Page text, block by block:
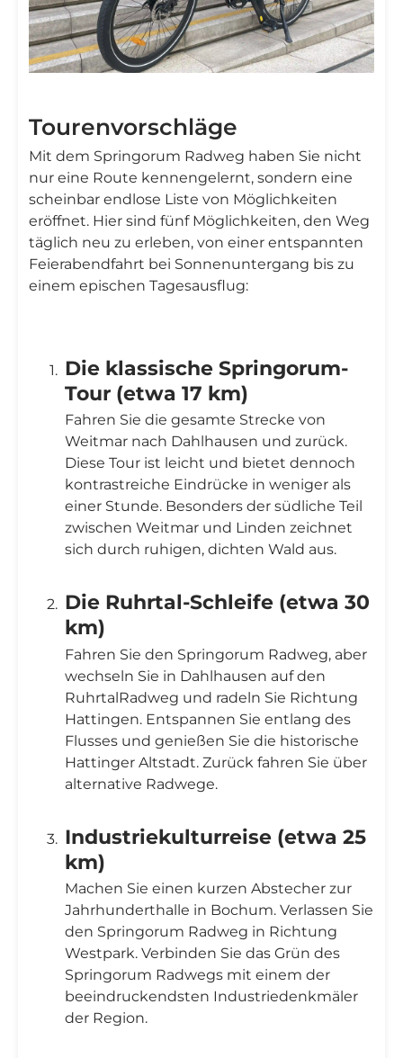
Tourenvorschläge
Mit dem Springorum Radweg haben Sie nicht
nur eine Route kennengelernt, sondern eine
scheinbar endlose Liste von Möglichkeiten
eröffnet. Hier sind fünf Möglichkeiten, den Weg
täglich neu zu erleben, von einer entspannten
Feierabendfahrt bei Sonnenuntergang bis zu
einem epischen Tagesausflug:
Die klassische Springorum-
Tour (etwa 17 km)
Fahren Sie die gesamte Strecke von
Weitmar nach Dahlhausen und zurück.
Diese Tour ist leicht und bietet dennoch
kontrastreiche Eindrücke in weniger als
einer Stunde. Besonders der südliche Teil
zwischen Weitmar und Linden zeichnet
sich durch ruhigen, dichten Wald aus.
Die Ruhrtal-Schleife (etwa 30
km)
Fahren Sie den Springorum Radweg, aber
wechseln Sie in Dahlhausen auf den
RuhrtalRadweg und radeln Sie Richtung
Hattingen. Entspannen Sie entlang des
Flusses und genießen Sie die historische
Hattinger Altstadt. Zurück fahren Sie über
alternative Radwege.
Industriekulturreise (etwa 25
km)
Machen Sie einen kurzen Abstecher zur
Jahrhunderthalle in Bochum. Verlassen Sie
den Springorum Radweg in Richtung
Westpark. Verbinden Sie das Grün des
Springorum Radwegs mit einem der
beeindruckendsten Industriedenkmäler
der Region.